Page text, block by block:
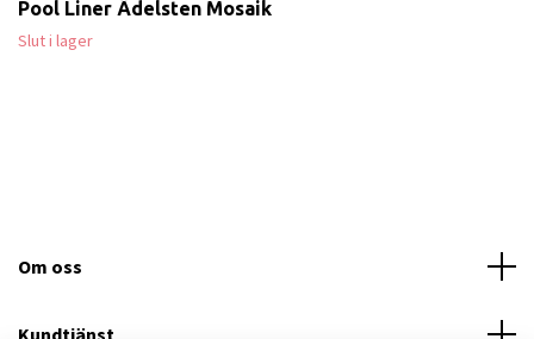
Pool Liner Ädelsten Mosaik
Slut i lager
Om oss
Kundtjänst